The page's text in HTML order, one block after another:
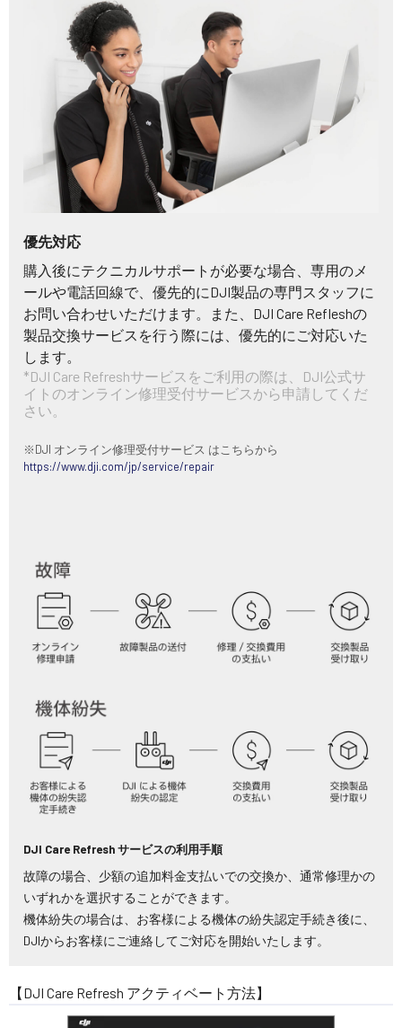
優先対応
購入後にテクニカルサポートが必要な場合、専用のメ
ールや電話回線で、優先的にDJI製品の専門スタッフに
お問い合わせいただけます。また、DJI Care Refleshの
製品交換サービスを行う際には、優先的にご対応いた
します。
*DJI Care Refreshサービスをご利用の際は、DJI公式サ
イトのオンライン修理受付サービスから申請してくだ
さい。
※DJI オンライン修理受付サービス はこちらから
https://www.dji.com/jp/service/repair
DJI Care Refresh サービスの利用手順
故障の場合、少額の追加料金支払いでの交換か、通常修理かの
いずれかを選択することができます。
機体紛失の場合は、お客様による機体の紛失認定手続き後に、
DJIからお客様にご連絡してご対応を開始いたします。
【DJI Care Refresh アクティベート方法】